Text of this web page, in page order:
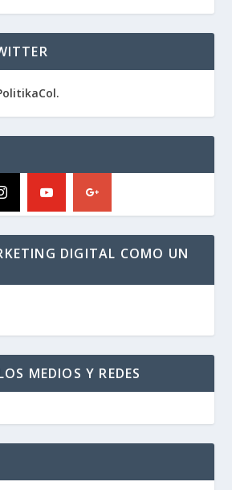
DIGITAL COMO UN
MEDIOS Y REDES